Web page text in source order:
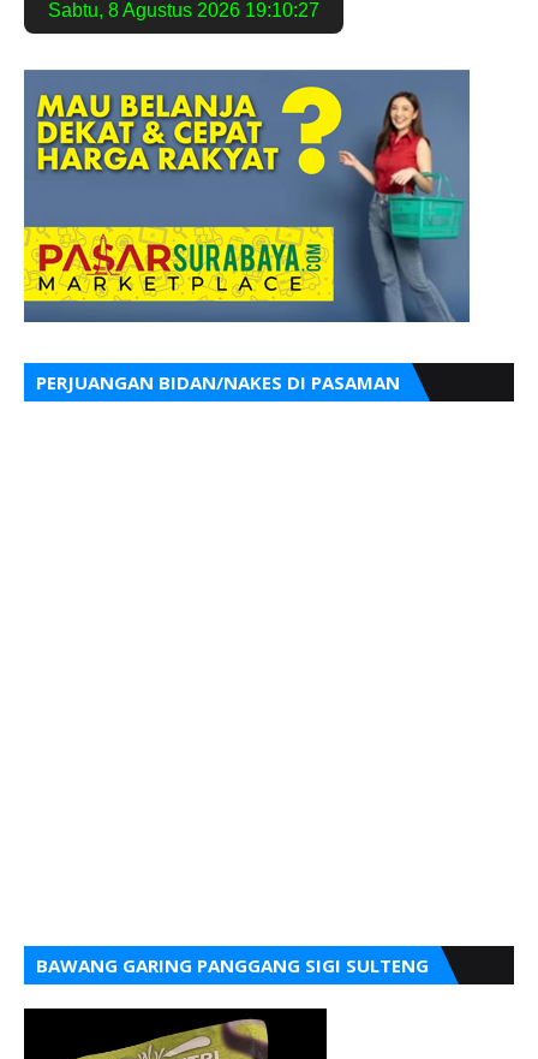
Sabtu, 8 Agustus 2026 19:10:30
PERJUANGAN BIDAN/NAKES DI PASAMAN
BAWANG GARING PANGGANG SIGI SULTENG